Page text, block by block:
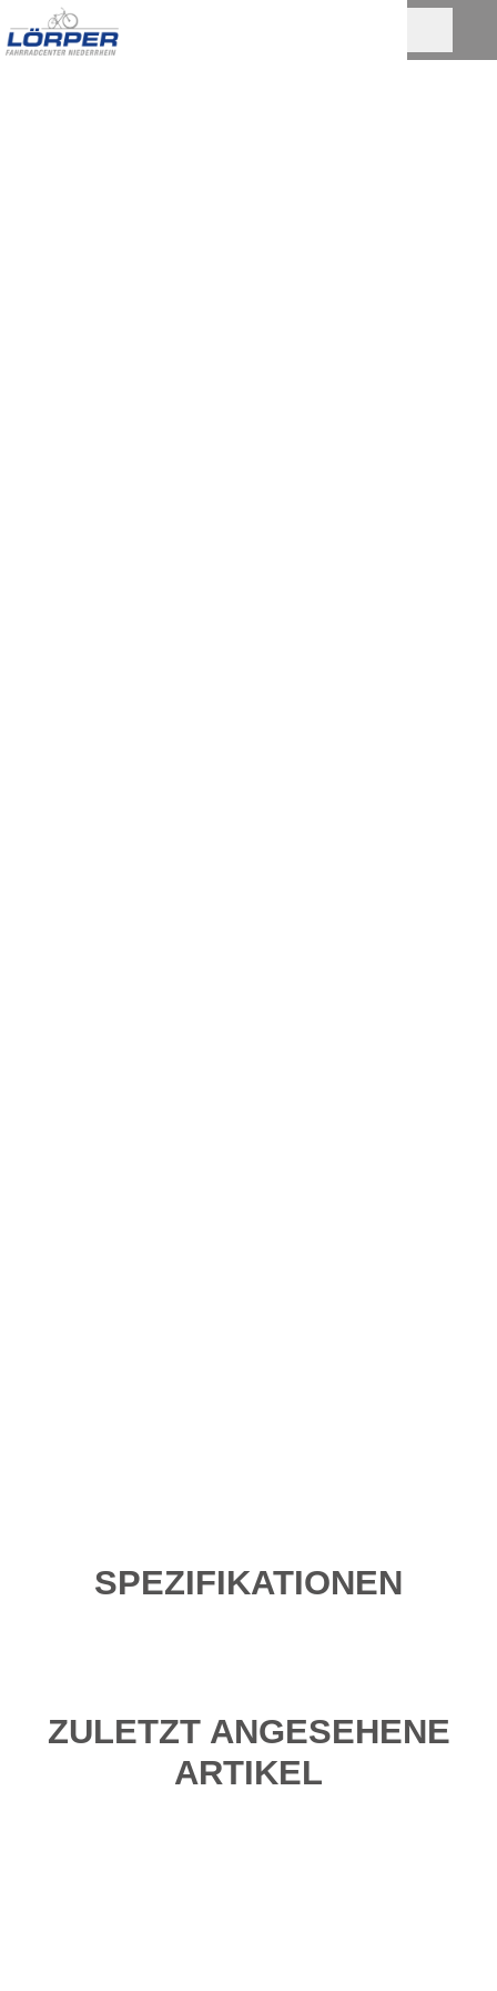
SPEZIFIKATIONEN
ZULETZT ANGESEHENE
ARTIKEL